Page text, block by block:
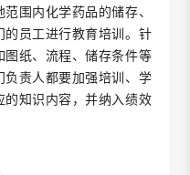
围内化学药品的储存、
员工进行教育培训。针
纸、流程、储存条件等
责人都要加强培训、学
知识内容，并纳入绩效